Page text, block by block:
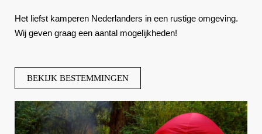
Het liefst kamperen Nederlanders in een rustige omgeving.
Wij geven graag een aantal mogelijkheden!
BEKIJK BESTEMMINGEN